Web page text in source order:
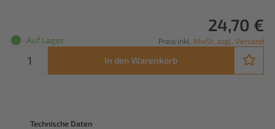
24,70 €
Preis inkl. MwSt. zzgl. Versand
Auf Lager
In den Warenkorb
Technische Daten